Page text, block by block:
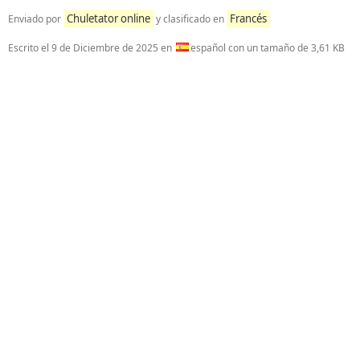
Enviado por Chuletator online y clasificado en Francés
Escrito el 9 de Diciembre de 2025 en español con un tamaño de 3,61 KB